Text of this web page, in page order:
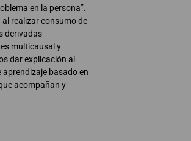
en la persona”.
realizar consumo de
derivadas
multicausal y
dar explicación al
basado en
acompañan y